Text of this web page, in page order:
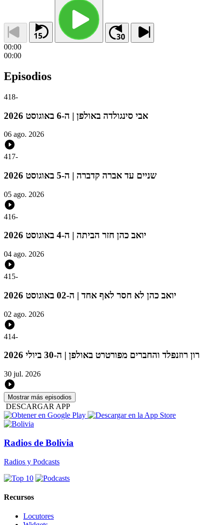
00:00
00:00
Episodios
418-
אבי סינגולדה באולפן | ה-6 באוגוסט 2026
06 ago. 2026
417-
שניים עד אברה קדברה | ה-5 באוגוסט 2026
05 ago. 2026
416-
יואב כהן חזר הביתה | ה-4 באוגוסט 2026
04 ago. 2026
415-
יואב כהן לא חסר לאף אחד | ה-02 באוגוסט 2026
02 ago. 2026
414-
רון רוזנפלד והחברים מפורטרט באולפן | ה-30 ביולי 2026
30 jul. 2026
Mostrar más episodios
DESCARGAR APP
Radios de Bolivia
Radios y Podcasts
Recursos
Locutores